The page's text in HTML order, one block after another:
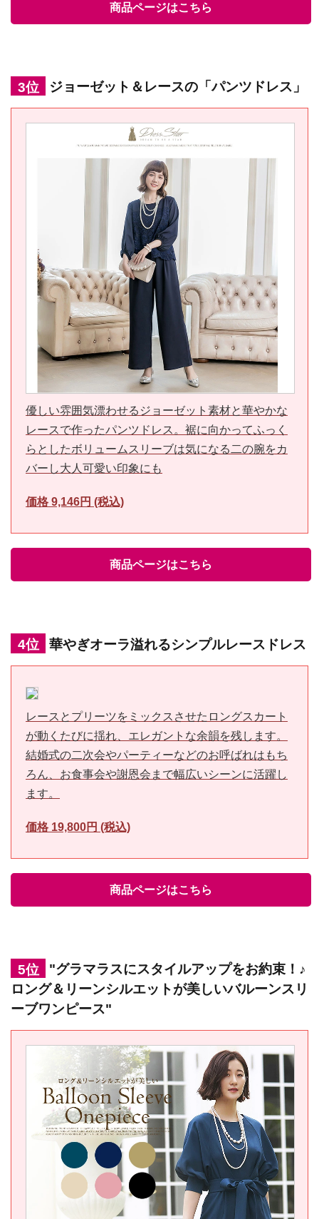
商品ページはこちら
3位 ジョーゼット＆レースの「パンツドレス」
優しい雰囲気漂わせるジョーゼット素材と華やかな
レースで作ったパンツドレス。裾に向かってふっく
らとしたボリュームスリーブは気になる二の腕をカ
バーし大人可愛い印象にも
価格 9,146円 (税込)
商品ページはこちら
4位 華やぎオーラ溢れるシンプルレースドレス
レースとプリーツをミックスさせたロングスカート
が動くたびに揺れ、エレガントな余韻を残します。
結婚式の二次会やパーティーなどのお呼ばれはもち
ろん、お食事会や謝恩会まで幅広いシーンに活躍し
ます。
価格 19,800円 (税込)
商品ページはこちら
5位
"グラマラスにスタイルアップをお約束！♪
ロング＆リーンシルエットが美しいバルーンスリ
ーブワンピース"